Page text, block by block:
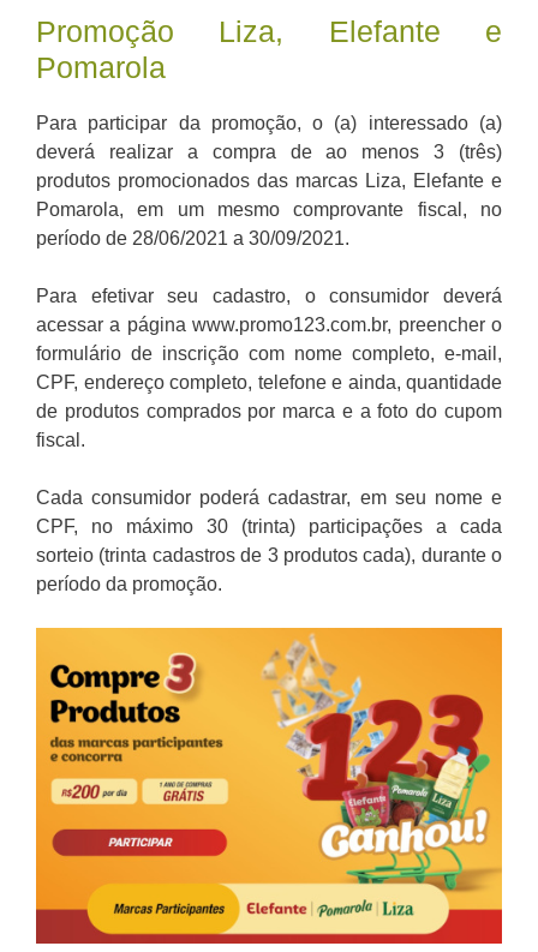
Promoção Liza, Elefante e
Pomarola
Para participar da promoção, o (a) interessado (a)
deverá realizar a compra de ao menos 3 (três)
produtos promocionados das marcas Liza, Elefante e
Pomarola, em um mesmo comprovante fiscal, no
período de 28/06/2021 a 30/09/2021.
Para efetivar seu cadastro, o consumidor deverá
acessar a página www.promo123.com.br, preencher o
formulário de inscrição com nome completo, e-mail,
CPF, endereço completo, telefone e ainda, quantidade
de produtos comprados por marca e a foto do cupom
fiscal.
Cada consumidor poderá cadastrar, em seu nome e
CPF, no máximo 30 (trinta) participações a cada
sorteio (trinta cadastros de 3 produtos cada), durante o
período da promoção.